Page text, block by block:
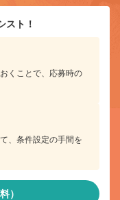
スト！
くことで、応募時の
、条件設定の手間を
）